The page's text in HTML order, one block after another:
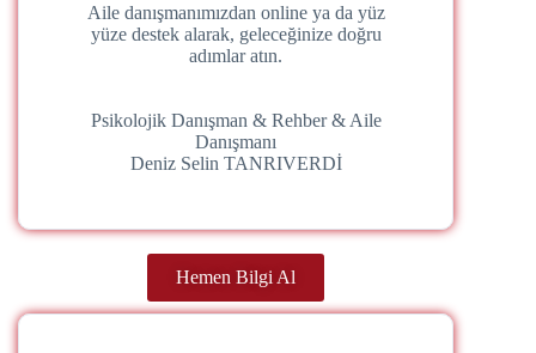
Aile danışmanımızdan online ya da yüz
yüze destek alarak, geleceğinize doğru
adımlar atın.
Psikolojik Danışman & Rehber & Aile
Danışmanı
Deniz Selin TANRIVERDİ
Hemen Bilgi Al